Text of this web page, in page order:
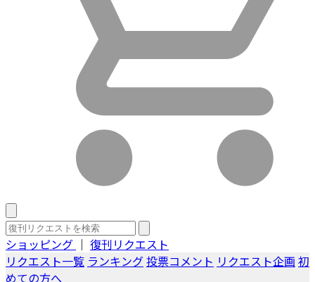
ショッピング ｜ 復刊リクエスト
リクエスト一覧 ランキング投票コメント リクエスト企画 初
めての方へ